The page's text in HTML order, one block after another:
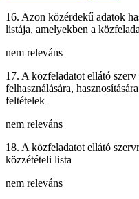
16. Azon közérdekű adatok
listája, amelyekben a
nem releváns
17. A közfeladatot ellátó
felhasználására,
feltételek
nem releváns
18. A közfeladatot ellátó
közzétételi lista
nem releváns